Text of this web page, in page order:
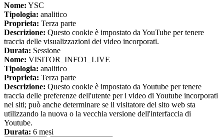
Nome: YSC
Tipologia: analitico
Proprieta: Terza parte
Descrizione: Questo cookie è impostato da YouTube per tenere
traccia delle visualizzazioni dei video incorporati.
Durata: Sessione
Nome: VISITOR_INFO1_LIVE
Tipologia: analitico
Proprieta: Terza parte
Descrizione: Questo cookie è impostato da Youtube per tenere
traccia delle preferenze dell'utente per i video di Youtube incorporati
nei siti; può anche determinare se il visitatore del sito web sta
utilizzando la nuova o la vecchia versione dell'interfaccia di
Youtube.
Durata: 6 mesi